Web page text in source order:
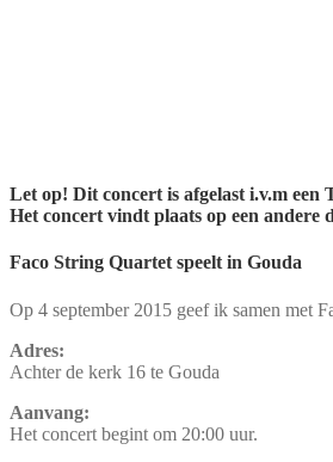
Let op! Dit concert is afgelast i.v.m een
Het concert vindt plaats op een andere
Faco String Quartet speelt in Gouda
Op 4 september 2015 geef ik samen met
Adres:
Achter de kerk 16 te Gouda
Aanvang:
Het concert begint om 20:00 uur.